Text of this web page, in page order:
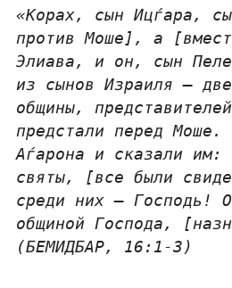
«Корах, сын Ицѓара,
против Моше], а
Элиава, и он, сын
из сынов Израиля —
общины,
предстали перед
Аѓарона и сказали
святы, [все были
среди них — Господь!
общиной Господа,
(БЕМИДБАР, 16:1-3)